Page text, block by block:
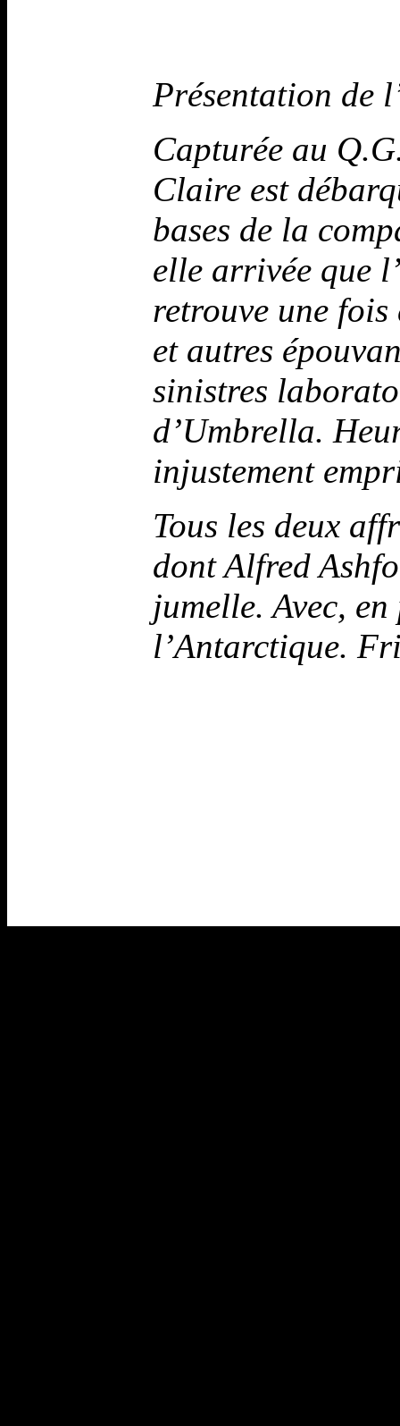
Présentation de
Capturée au
Claire est
bases de la
elle arrivée que
retrouve une fois
et autres
sinistres
d’Umbrella.
injustement
Tous les deux
dont Alfred
jumelle. Avec,
l’Antarctique.